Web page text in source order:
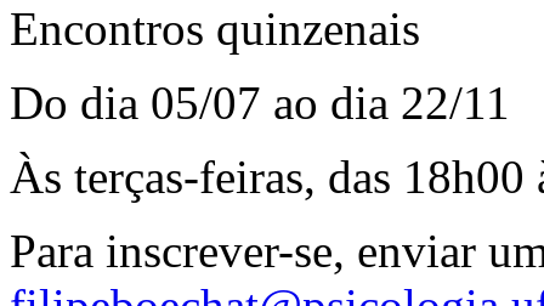
Encontros quinzenais
Do dia 05/07 ao dia 22/11
Às terças-feiras, das 18h00
Para inscrever-se, enviar